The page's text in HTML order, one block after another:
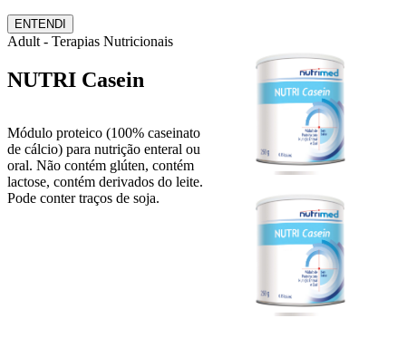
ENTENDI
Adult - Terapias Nutricionais
NUTRI Casein
Módulo proteico (100% caseinato
de cálcio) para nutrição enteral ou
oral. Não contém glúten, contém
lactose, contém derivados do leite.
Pode conter traços de soja.